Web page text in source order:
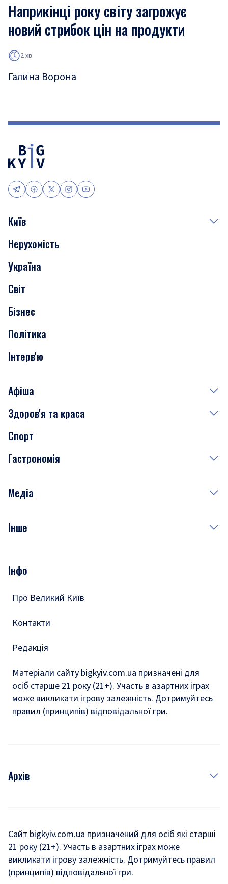
Наприкінці року світу загрожує
новий стрибок цін на продукти
2 хв
Галина Ворона
Київ
Події
Скандали
Нерухомість
Транспорт
Нерухомість
Україна
Світ
Бізнес
Політика
Інтерв'ю
Афіша
Сьогодні
Завтра
Субота
Здоров'я та краса
Медицина
Краса
Спорт
Гастрономія
Рецепти
Медіа
Фото
Подкасти
Інше
Тести
Інфо
Про Великий Київ
Контакти
Редакція
Матеріали сайту bigkyiv.com.ua призначені для
осіб старше 21 року (21+). Участь в азартних іграх
може викликати ігрову залежність. Дотримуйтесь
правил (принципів) відповідальної гри.
Архів
Комуналка
Хроніки війни
Сайт bigkyiv.com.ua призначений для осіб які старші
21 року (21+). Участь в азартних іграх може
викликати ігрову залежність. Дотримуйтесь правил
(принципів) відповідальної гри.